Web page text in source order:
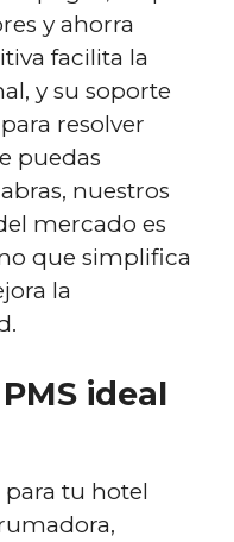
y ahorra
facilita la
y su soporte
resolver
puedas
nuestros
mercado es
que simplifica
la
ideal
para tu hotel